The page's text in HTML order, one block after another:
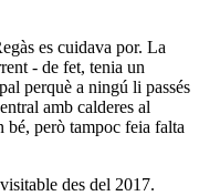
es cuidava por. La
- de fet, tenia un
perquè a ningú li passés
amb calderes al
bé, però tampoc feia falta
des del 2017.